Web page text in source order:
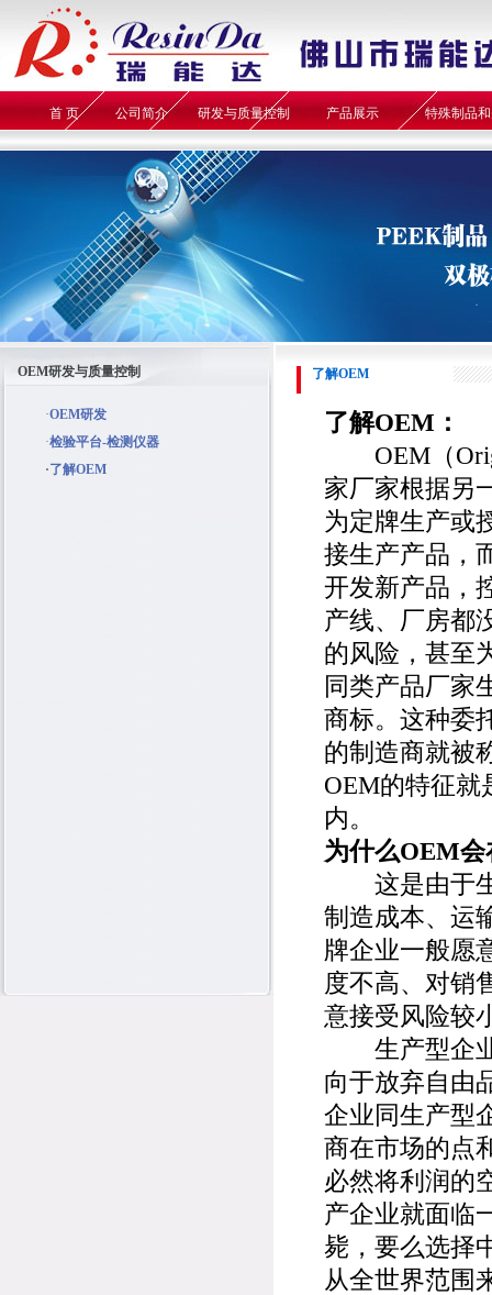
首 页 公司简介 研发与质量控制 产品展示 特殊制品
OEM研发与质量控制
·OEM研发
·检验平台-检测仪器
·了解OEM
了解OEM
了解OEM：
OEM（
家厂家根据另
为定牌生产或
接生产产品，
开发新产品，
产线、厂房都
的风险，甚至
同类产品厂家
商标。这种委
的制造商就被
OEM的特征就
内。
为什么OEM
这是由于生
制造成本、运
牌企业一般愿
度不高、对销
意接受风险较
生产型企业
向于放弃自由
企业同生产型
商在市场的点
必然将利润的
产企业就面临
毙，要么选择
从全世界范围